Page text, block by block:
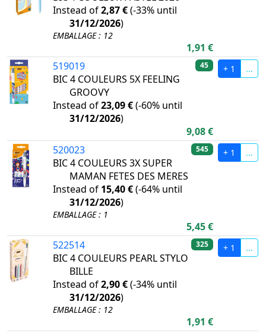
Instead of2,87 €(-33% until
31/12/2026)
EMBALLAGE : 12
1,91 €
519019
BIC 4 COULEURS 5X FEELING
GROOVY
Instead of23,09 €(-60% until
31/12/2026)
45
9,08 €
+ 1 ...
520023
BIC 4 COULEURS 3X SUPER
MAMAN FETES DES MERES
Instead of 15,40 €(-64% until
31/12/2026)
EMBALLAGE : 1
545
5,45 €
+ 1 ...
522514
BIC 4 COULEURS PEARL STYLO
BILLE
Instead of2,90 €(-34% until
31/12/2026)
EMBALLAGE : 12
325
1,91 €
+ 1 ...